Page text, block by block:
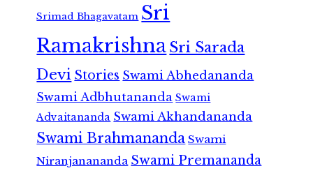
Srimad Bhagavatam Sri
RamakrishnaSri Sarada
Devi Stories Swami Abhedananda
Swami Adbhutananda Swami
Advaitananda Swami Akhandananda
Swami Brahmananda Swami
Niranjanananda Swami Premananda